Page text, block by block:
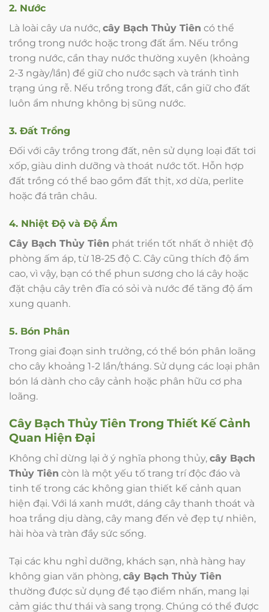
2. Nước
Là loài cây ưa nước, cây Bạch Thủy Tiên có thể
trồng trong nước hoặc trong đất ẩm. Nếu trồng
trong nước, cần thay nước thường xuyên (khoảng
2-3 ngày/lần) để giữ cho nước sạch và tránh tình
trạng úng rễ. Nếu trồng trong đất, cần giữ cho đất
luôn ẩm nhưng không bị sũng nước.
3. Đất Trồng
Đối với cây trồng trong đất, nên sử dụng loại đất tơi
xốp, giàu dinh dưỡng và thoát nước tốt. Hỗn hợp
đất trồng có thể bao gồm đất thịt, xơ dừa, perlite
hoặc đá trân châu.
4. Nhiệt Độ và Độ Ẩm
Cây Bạch Thủy Tiên phát triển tốt nhất ở nhiệt độ
phòng ấm áp, từ 18-25 độ C. Cây cũng thích độ ẩm
cao, vì vậy, bạn có thể phun sương cho lá cây hoặc
đặt chậu cây trên đĩa có sỏi và nước để tăng độ ẩm
xung quanh.
5. Bón Phân
Trong giai đoạn sinh trưởng, có thể bón phân loãng
cho cây khoảng 1-2 lần/tháng. Sử dụng các loại phân
bón lá dành cho cây cảnh hoặc phân hữu cơ pha
loãng.
Cây Bạch Thủy Tiên Trong Thiết Kế Cảnh
Quan Hiện Đại
Không chỉ dừng lại ở ý nghĩa phong thủy, cây Bạch
Thủy Tiên còn là một yếu tố trang trí độc đáo và
tinh tế trong các không gian thiết kế cảnh quan
hiện đại. Với lá xanh mướt, dáng cây thanh thoát và
hoa trắng dịu dàng, cây mang đến vẻ đẹp tự nhiên,
hài hòa và tràn đầy sức sống.
Tại các khu nghỉ dưỡng, khách sạn, nhà hàng hay
không gian văn phòng, cây Bạch Thủy Tiên
thường được sử dụng để tạo điểm nhấn, mang lại
cảm giác thư thái và sang trọng. Chúng có thể được